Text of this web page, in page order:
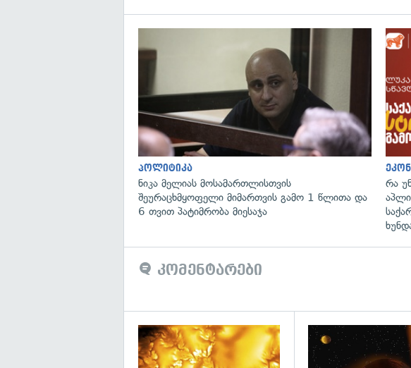
პოლიტიკა
ნიკა მელიას მოსამართლისთვის
შეურაცხმყოფელი მიმართვის გამო 1 წლითა და
6 თვით პატიმრობა მიესაჯა
რა
კომენტარები
გადახედვა